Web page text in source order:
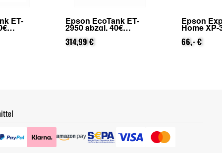
ET-
Epson
Epson EcoTank ET-
2950 abzgl. 40€
Cashback (von Epson
nach Registrierung)
314,99 €
Epson
Home XP-
25€
Epson nach
66,- €